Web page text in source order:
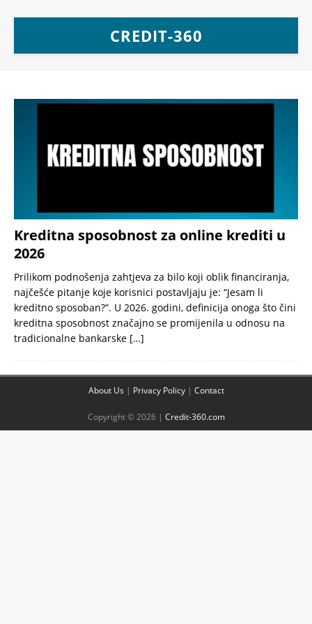
CREDIT-360
Kreditna sposobnost za online krediti u
2026
Prilikom podnošenja zahtjeva za bilo koji oblik financiranja,
najčešće pitanje koje korisnici postavljaju je: “Jesam li
kreditno sposoban?”. U 2026. godini, definicija onoga što čini
kreditna sposobnost značajno se promijenila u odnosu na
tradicionalne bankarske […]
About Us | Privacy Policy| Contact
Copyright © 2026 | Credit-360.com